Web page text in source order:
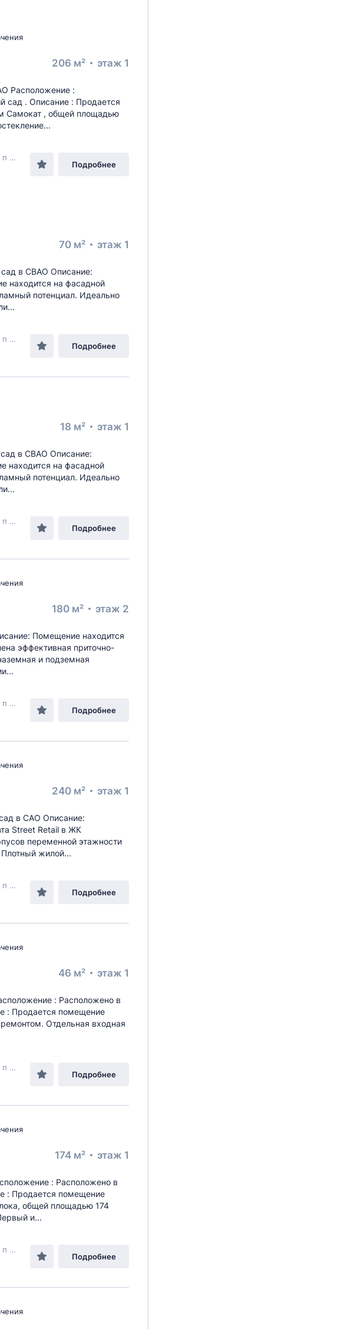
206 м² этаж 1
Расположение :
сад . Описание : Продается
Самокат , общей площадью
, п Внуково,
Подробнее
70 м² этаж 1
в СВАО Описание:
находится на фасадной
потенциал. Идеально
, п Внуково,
Подробнее
18 м² этаж 1
в СВАО Описание:
находится на фасадной
потенциал. Идеально
, п Внуково,
Подробнее
180 м² этаж 2
Помещение находится
эффективная приточно-
и подземная
, п Внуково,
Подробнее
240 м² этаж 1
в САО Описание:
Street Retail в ЖК
переменной этажности
Плотный жилой...
, п Внуково,
Подробнее
46 м² этаж 1
: Расположено в
: Продается помещение
Отдельная входная
, п Внуково,
Подробнее
174 м² этаж 1
: Расположено в
: Продается помещение
общей площадью 174
и...
, п Внуково,
Подробнее